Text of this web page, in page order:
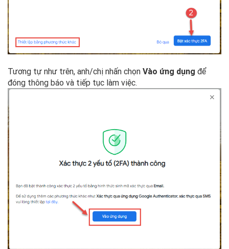
Tương tự như trên, anh/chị nhấn chọn Vào ứng dụng để
đóng thông báo và tiếp tục làm việc.